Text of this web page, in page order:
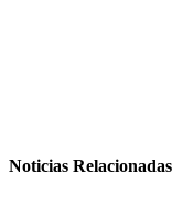
Noticias Relacionadas